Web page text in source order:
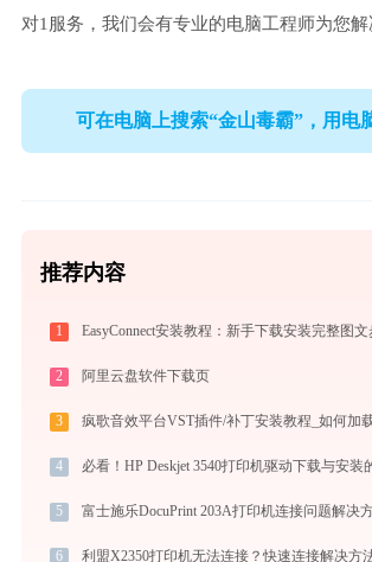
对1服务，我们会有专业的电脑工程师为您解
可在电脑上搜索“金山毒霸”，用电
推荐内容
1 EasyConnect安装教程：新手下载安装完整图
2 阿里云盘软件下载页
3 疯歌音效平台VST插件/补丁安装教程_如何加
4 必看！HP Deskjet 3540打印机驱动下载与安装
5
6 利盟X2350打印机无法连接？快速连接解决方